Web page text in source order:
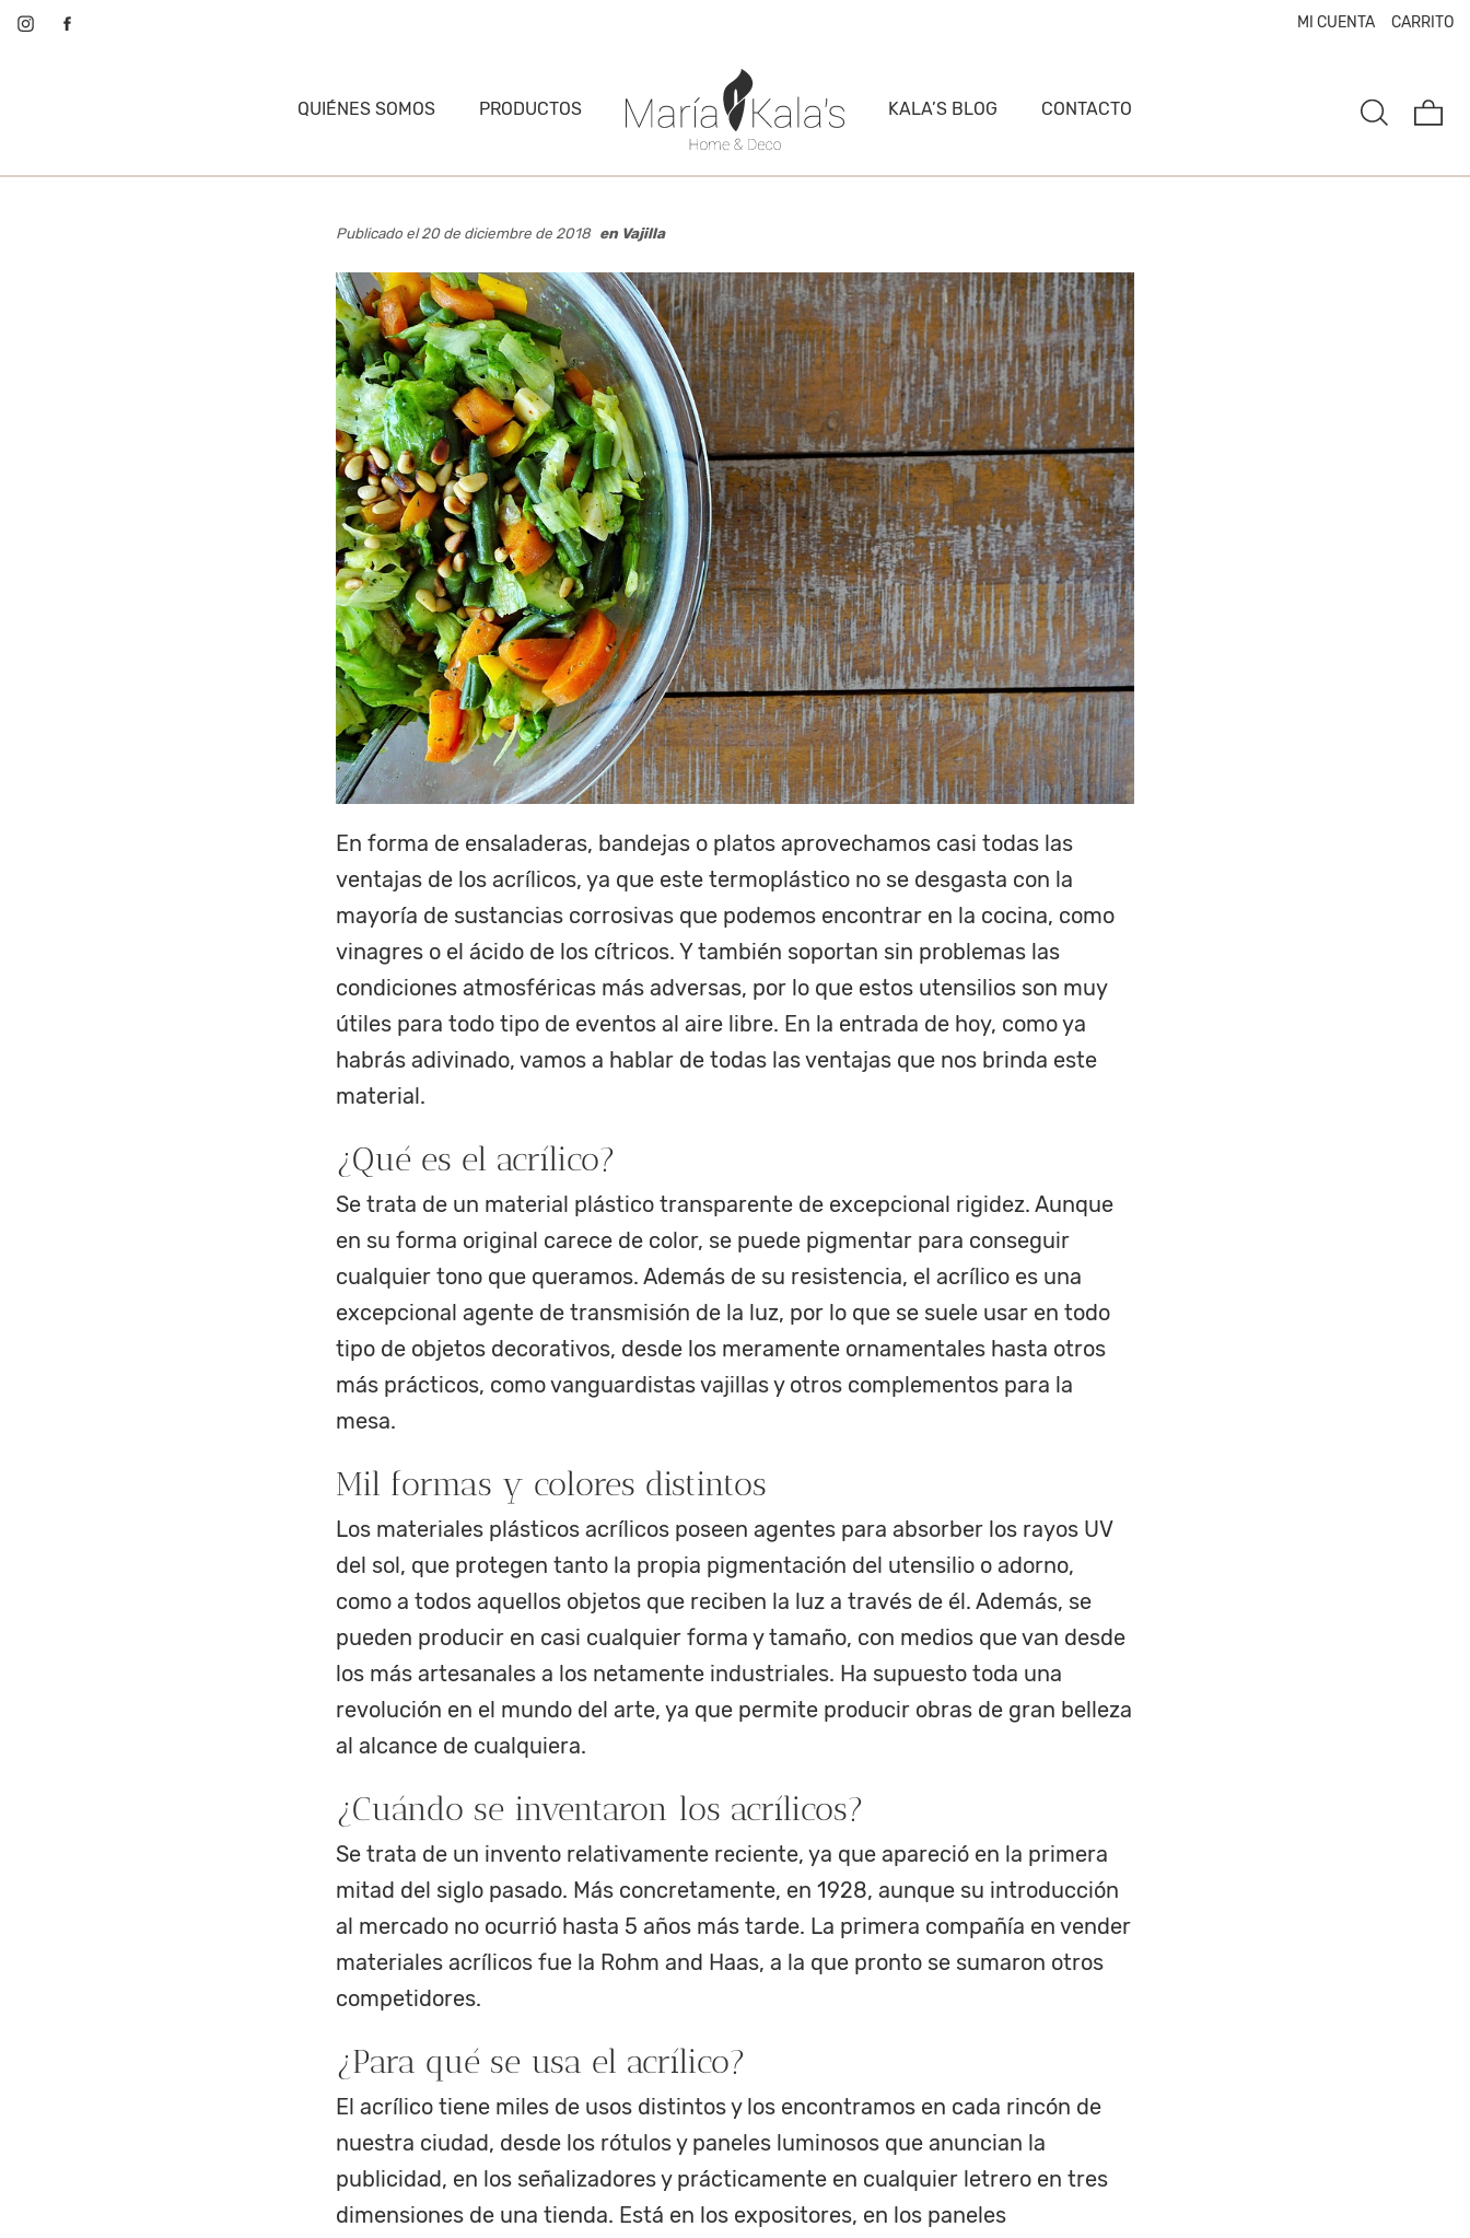
MI CUENTA CARRITO
QUIÉNES SOMOS PRODUCTOS KALA’S BLOG CONTACTO
Publicado el 20 de diciembre de 2018 en Vajilla
En forma de ensaladeras, bandejas o platos aprovechamos casi todas las
ventajas de los acrílicos, ya que este termoplástico no se desgasta con la
mayoría de sustancias corrosivas que podemos encontrar en la cocina, como
vinagres o el ácido de los cítricos. Y también soportan sin problemas las
condiciones atmosféricas más adversas, por lo que estos utensilios son muy
útiles para todo tipo de eventos al aire libre. En la entrada de hoy, como ya
habrás adivinado, vamos a hablar de todas las ventajas que nos brinda este
material.
¿Qué es el acrílico?
Se trata de un material plástico transparente de excepcional rigidez. Aunque
en su forma original carece de color, se puede pigmentar para conseguir
cualquier tono que queramos. Además de su resistencia, el acrílico es una
excepcional agente de transmisión de la luz, por lo que se suele usar en todo
tipo de objetos decorativos, desde los meramente ornamentales hasta otros
más prácticos, como vanguardistas vajillas y otros complementos para la
mesa.
Mil formas y colores distintos
Los materiales plásticos acrílicos poseen agentes para absorber los rayos UV
del sol, que protegen tanto la propia pigmentación del utensilio o adorno,
como a todos aquellos objetos que reciben la luz a través de él. Además, se
pueden producir en casi cualquier forma y tamaño, con medios que van desde
los más artesanales a los netamente industriales. Ha supuesto toda una
revolución en el mundo del arte, ya que permite producir obras de gran belleza
al alcance de cualquiera.
¿Cuándo se inventaron los acrílicos?
Se trata de un invento relativamente reciente, ya que apareció en la primera
mitad del siglo pasado. Más concretamente, en 1928, aunque su introducción
al mercado no ocurrió hasta 5 años más tarde. La primera compañía en vender
materiales acrílicos fue la Rohm and Haas, a la que pronto se sumaron otros
competidores.
¿Para qué se usa el acrílico?
El acrílico tiene miles de usos distintos y los encontramos en cada rincón de
nuestra ciudad, desde los rótulos y paneles luminosos que anuncian la
publicidad, en los señalizadores y prácticamente en cualquier letrero en tres
dimensiones de una tienda. Está en los expositores, en los paneles